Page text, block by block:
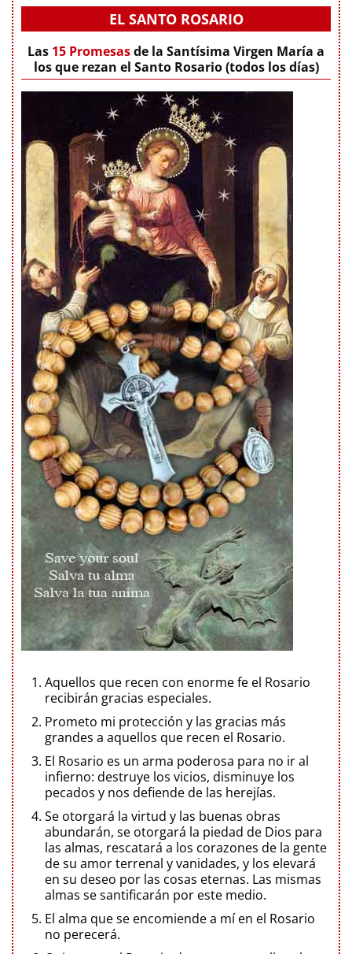
EL SANTO ROSARIO
Las 15 Promesasde la Santísima Virgen María a
los que rezan el Santo Rosario (todos los días)
Aquellos que recen con enorme fe el Rosario
recibirán gracias especiales.
Prometo mi protección y las gracias más
grandes a aquellos que recen el Rosario.
El Rosario es un arma poderosa para no ir al
infierno: destruye los vicios, disminuye los
pecados y nos defiende de las herejías.
Se otorgará la virtud y las buenas obras
abundarán, se otorgará la piedad de Dios para
las almas, rescatará a los corazones de la gente
de su amor terrenal y vanidades, y los elevará
en su deseo por las cosas eternas. Las mismas
almas se santificarán por este medio.
El alma que se encomiende a mí en el Rosario
no perecerá.